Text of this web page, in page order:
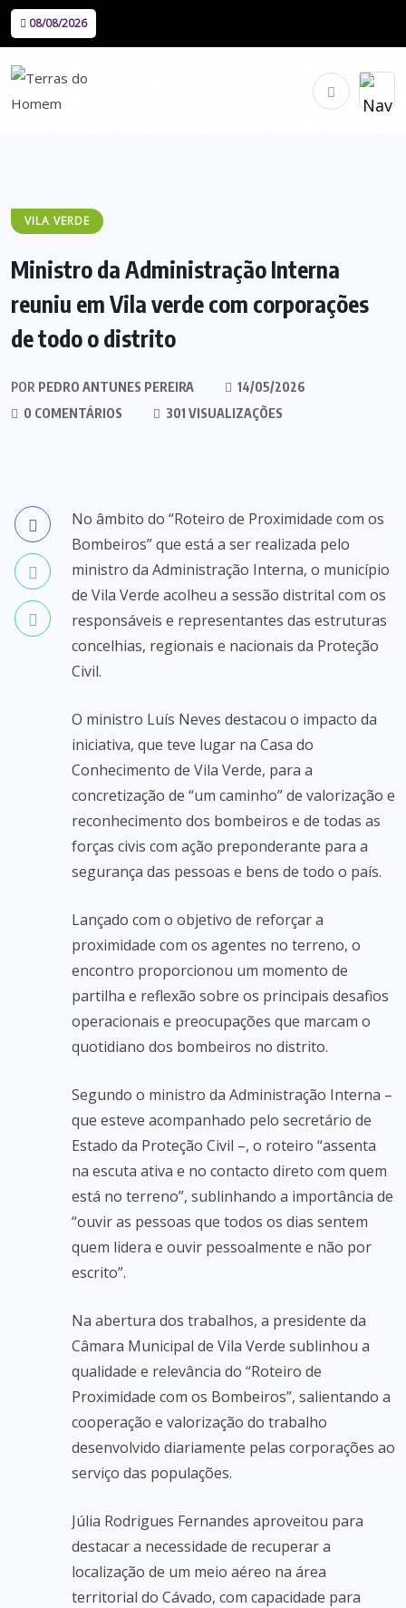
08/08/2026
VILA VERDE
Ministro da Administração Interna
reuniu em Vila verde com corporações
de todo o distrito
POR PEDRO ANTUNES PEREIRA
14/05/2026
0 COMENTÁRIOS
301 VISUALIZAÇÕES
No âmbito do “Roteiro de Proximidade com os
Bombeiros” que está a ser realizada pelo
ministro da Administração Interna, o município
de Vila Verde acolheu a sessão distrital com os
responsáveis e representantes das estruturas
concelhias, regionais e nacionais da Proteção
Civil.
O ministro Luís Neves destacou o impacto da
iniciativa, que teve lugar na Casa do
Conhecimento de Vila Verde, para a
concretização de “um caminho” de valorização e
reconhecimento dos bombeiros e de todas as
forças civis com ação preponderante para a
segurança das pessoas e bens de todo o país.
Lançado com o objetivo de reforçar a
proximidade com os agentes no terreno, o
encontro proporcionou um momento de
partilha e reflexão sobre os principais desafios
operacionais e preocupações que marcam o
quotidiano dos bombeiros no distrito.
Segundo o ministro da Administração Interna –
que esteve acompanhado pelo secretário de
Estado da Proteção Civil –, o roteiro “assenta
na escuta ativa e no contacto direto com quem
está no terreno”, sublinhando a importância de
“ouvir as pessoas que todos os dias sentem
quem lidera e ouvir pessoalmente e não por
escrito”.
Na abertura dos trabalhos, a presidente da
Câmara Municipal de Vila Verde sublinhou a
qualidade e relevância do “Roteiro de
Proximidade com os Bombeiros”, salientando a
cooperação e valorização do trabalho
desenvolvido diariamente pelas corporações ao
serviço das populações.
Júlia Rodrigues Fernandes aproveitou para
destacar a necessidade de recuperar a
localização de um meio aéreo na área
territorial do Cávado, com capacidade para